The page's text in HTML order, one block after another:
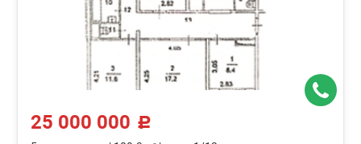
25 000 000 c